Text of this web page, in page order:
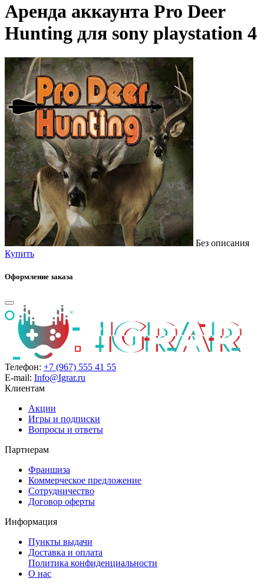
Аренда аккаунта Pro Deer
Hunting для sony playstation 4
Без описания
Купить
Оформление заказа
Телефон: +7 (967) 555 41 55
E-mail: Info@Igrar.ru
Клиентам
Акции
Игры и подписки
Вопросы и ответы
Партнерам
Франшиза
Коммерческое предложение
Сотрудничество
Договор оферты
Информация
Пункты выдачи
Доставка и оплата
Политика конфиденциальности
О нас